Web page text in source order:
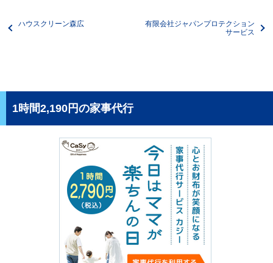
ハウスクリーン森広
有限会社ジャパンプロテクション
サービス
1時間2,190円の家事代行